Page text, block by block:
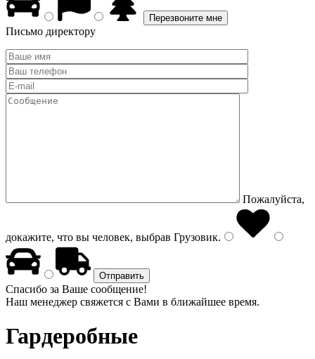
Письмо директору
Пожалуйста,
докажите, что вы человек, выбрав Грузовик.
Спасибо за Ваше сообщение!
Наш менеджер свяжется с Вами в ближайшее время.
Гардеробные